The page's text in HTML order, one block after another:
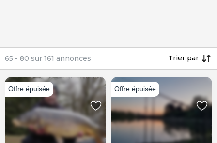
65 - 80 sur 161 annonces Trier par